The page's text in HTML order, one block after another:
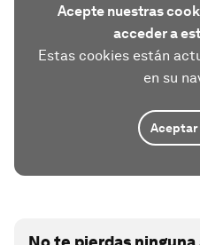
Acepte nuestras
acceder a
Estas cookies están
en su
Aceptar